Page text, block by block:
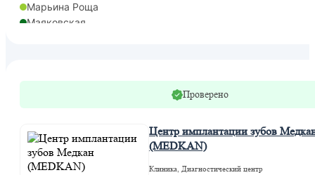
Марьина Роща
Маяковская
Савеловская
Марьина Роща
Проверено
Центр имплантации зубов
(MEDKAN)
Клиника, Диагностический центр